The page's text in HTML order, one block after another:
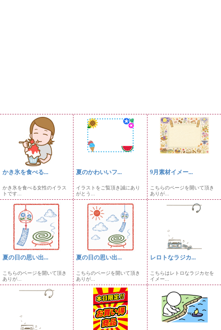
かき氷を食べる...
かき氷を食べる女性のイラス
トです...
夏のかわいいフ...
イラストをご覧頂き誠にあり
がとう...
9月素材イメー...
こちらのページを開いて頂き
ありが...
夏の日の思い出...
こちらのページを開いて頂き
ありが...
夏の日の思い出...
こちらのページを開いて頂き
ありが...
レロトなラジカ...
こちらはレトロなラジカセを
イメー...